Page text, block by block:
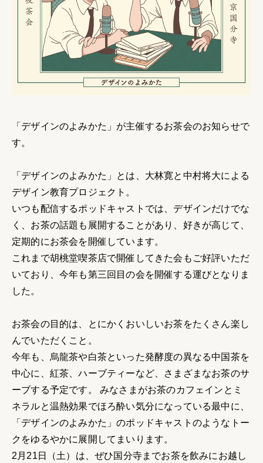
「デザインのよみかた」が主催するお茶会のお知らせで
す。
「デザインのよみかた」とは、大林寛と中村将大による
デザイン教育プロジェクト。
いつも配信するポッドキャストでは、デザインだけでな
く、お茶の話題も展開することがあり、好きが高じて、
定期的にお茶会を開催しています。
これまで胡桃堂喫茶店で開催してきた会もご好評いただ
いており、今年も第三回目の会を開催する運びとなりま
した。
お茶会の目的は、とにかくおいしいお茶をたくさん楽し
んでいただくこと。
今年も、烏龍茶や白茶といった発酵度の異なる中国茶を
中心に、紅茶、ハーブティーなど、さまざまなお茶のサ
ーブする予定です。 みなさまがお茶のカフェインとミ
ネラルと温熱効果でほろ酔い気分になっている最中に、
「デザインのよみかた」のポッドキャストのようなトー
クをゆるやかに展開してまいります。
2月21日（土）は、ぜひ国分寺までお茶を飲みにお越し